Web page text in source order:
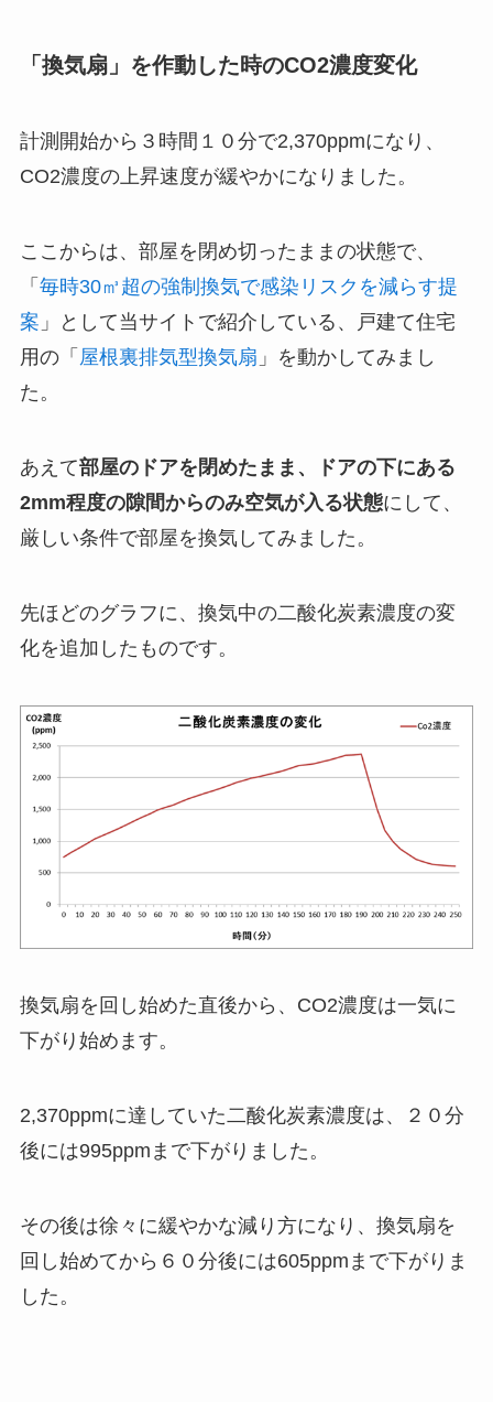
「換気扇」を作動した時のCO2濃度変化
計測開始から３時間１０分で2,370ppmになり、
CO2濃度の上昇速度が緩やかになりました。
ここからは、部屋を閉め切ったままの状態で、
「 毎時30㎥超の強制換気で感染リスクを減らす提
案 」として当サイトで紹介している、戸建て住宅
用の「 屋根裏排気型換気扇 」を動かしてみまし
た。
あえて部屋のドアを閉めたまま、ドアの下にある
2mm程度の隙間からのみ空気が入る状態にして、
厳しい条件で部屋を換気してみました。
先ほどのグラフに、換気中の二酸化炭素濃度の変
化を追加したものです。
換気扇を回し始めた直後から、CO2濃度は一気に
下がり始めます。
2,370ppmに達していた二酸化炭素濃度は、２０分
後には995ppmまで下がりました。
その後は徐々に緩やかな減り方になり、換気扇を
回し始めてから６０分後には605ppmまで下がりま
した。